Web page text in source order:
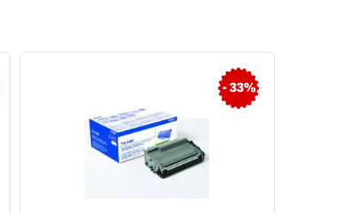
- 33%